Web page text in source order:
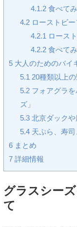
4.1.2 食べて
4.2ローストビー
4.2.1 ロース
4.2.2 食べて
5 大人のためのバイ
5.1 20種類以上
5.2フォアグラを
ズ」
5.3北京ダックや
5.4天ぷら、寿司
6 まとめ
7 詳細情報
グラスシー
て